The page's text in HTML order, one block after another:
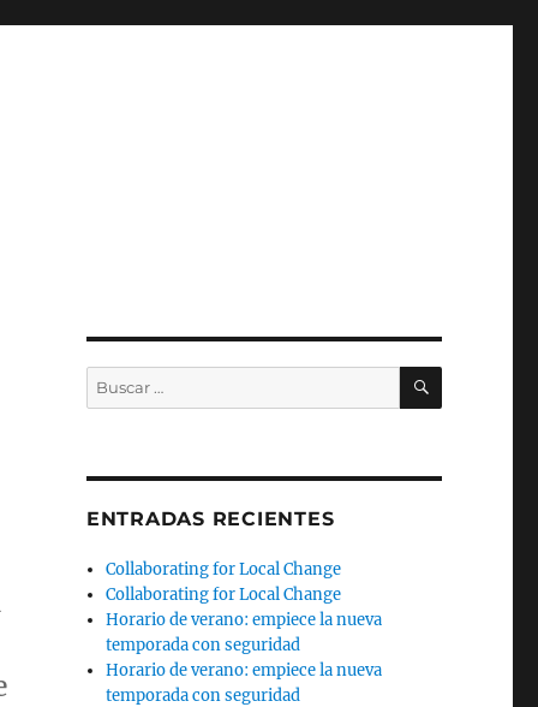
Buscar
por:
BUSCAR
ENTRADAS RECIENTES
Collaborating for Local Change
Collaborating for Local Change
Horario de verano: empiece la nueva
temporada con seguridad
Horario de verano: empiece la nueva
temporada con seguridad